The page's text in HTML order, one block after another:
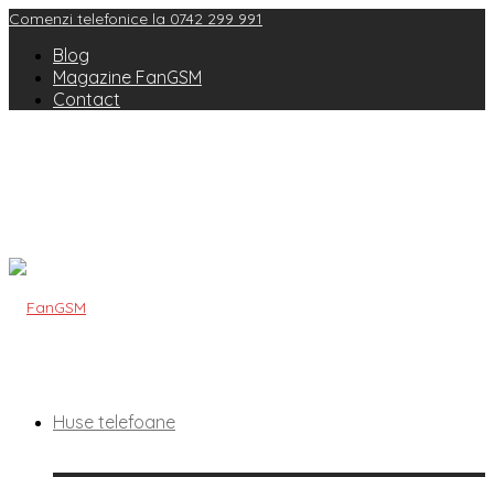
Comenzi telefonice la 0742 299 991
Blog
Magazine FanGSM
Contact
Huse telefoane